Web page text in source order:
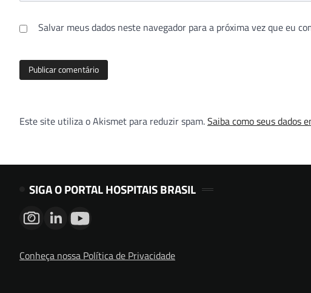
Salvar meus dados neste navegador para a próxima vez que eu
Este site utiliza o Akismet para reduzir spam.Saiba como seus dados
SIGA O PORTAL HOSPITAIS BRASIL
Conheça nossa Política de Privacidade